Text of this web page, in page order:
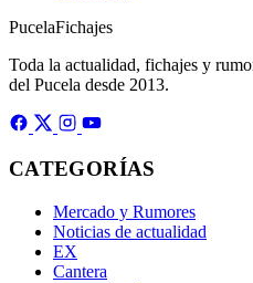
PucelaFichajes
Toda la actualidad, fichajes y
del Pucela desde 2013.
CATEGORÍAS
Mercado y Rumores
Noticias de actualidad
EX
Cantera